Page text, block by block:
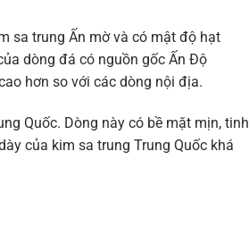
sa trung Ấn mờ và có mật độ hạt
dòng đá có nguồn gốc Ấn Độ
hơn so với các dòng nội địa.
Quốc. Dòng này có bề mặt mịn, tinh
của kim sa trung Trung Quốc khá